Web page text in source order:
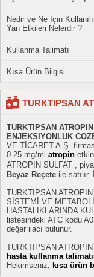
Nedir ve Ne İçin
Yan Etkileri Nelerdir ?
Kullanma Talimatı
Kısa Ürün Bilgisi
TURKTIPSAN
TURKTIPSAN
ENJEKSIYONLUK
VE TİCARET A.Ş.
0.25 mg/ml atropin
ATROPIN SULFAT ,
Beyaz Reçete ile
TURKTIPSAN ATROPIN
SİSTEMİ VE
HASTALIKLARINDA
listesindeki ATC kodu
değer ilacı bulunur.
TURKTIPSAN
hasta kullanma
Hekimseniz, kısa ürün